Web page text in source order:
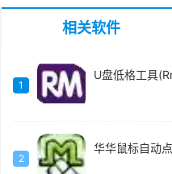
相关软件
1
U盘低格工具
2
华华鼠标自动